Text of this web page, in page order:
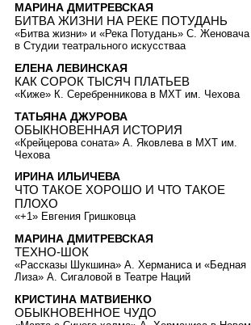
МАРИНА ДМИТРЕВСКАЯ
БИТВА ЖИЗНИ НА РЕКЕ ПОТУДАНЬ
«Битва жизни» и «Река Потудань» С. Женовача
в Студии театрального искусстваa
ЕЛЕНА ЛЕВИНСКАЯ
КАК СОРОК ТЫСЯЧ ПЛАТЬЕВ
«Киже» К. Серебренникова в МХТ им. Чехова
ТАТЬЯНА ДЖУРОВА
ОБЫКНОВЕННАЯ ИСТОРИЯ
«Крейцерова соната» А. Яковлева в МХТ им.
Чехова
ИРИНА ИЛЬИЧЕВА
ЧТО ТАКОЕ ХОРОШО И ЧТО ТАКОЕ
ПЛОХО
«+1» Евгения Гришковца
МАРИНА ДМИТРЕВСКАЯ
ТЕХНО-ШОК
«Рассказы Шукшина» А. Херманиса и «Бедная
Лиза» А. Сигаловой в Театре Наций
КРИСТИНА МАТВИЕНКО
ОБЫКНОВЕННОЕ ЧУДО